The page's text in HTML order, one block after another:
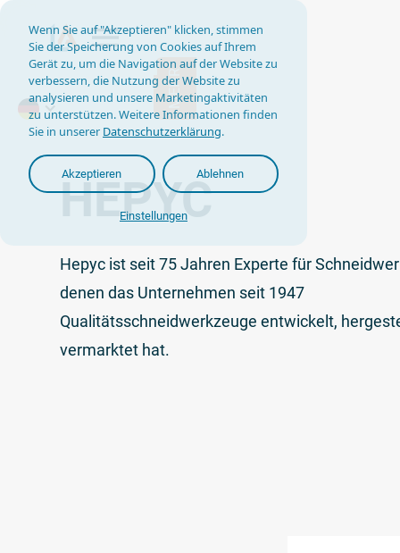
Wenn Sie auf "Akzeptieren" klicken, stimmen
Sie der Speicherung von Cookies auf Ihrem
Gerät zu, um die Navigation auf der Website zu
verbessern, die Nutzung der Website zu
analysieren und unsere Marketingaktivitäten
zu unterstützen. Weitere Informationen finden
Sie in unserer Datenschutzerklärung.
Akzeptieren Ablehnen
Einstellungen
MEHR
HEPYC
Hepyc ist seit 75 Jahren Experte für
denen das Unternehmen seit 1947
Qualitätsschneidwerkzeuge entwickelt,
vermarktet hat.